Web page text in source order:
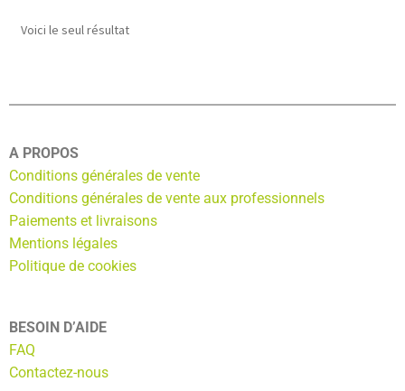
Voici le seul résultat
A PROPOS
Conditions générales de vente
Conditions générales de vente aux professionnels
Paiements et livraisons
Mentions légales
Politique de cookies
BESOIN D’AIDE
FAQ
Contactez-nous